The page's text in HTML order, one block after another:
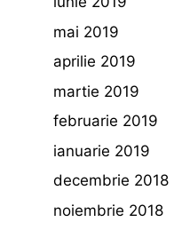
mai 2019
aprilie 2019
martie 2019
februarie 2019
ianuarie 2019
decembrie 2018
noiembrie 2018